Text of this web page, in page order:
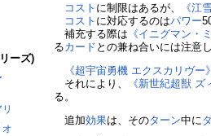
ーズ)
オ
コスト に制限はあるが、 《江
コスト に対応するのはパワー
補充する際は 《イニグマン・
るカード との兼ね合いには注意
《超宇宙勇機 エクスカリヴー》
それにより、
《新世紀超獣 ズ
る。
追加効果は、そのターン中に